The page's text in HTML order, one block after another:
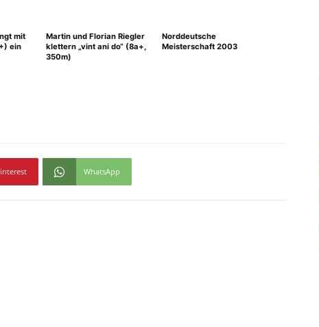
mit
ein
Martin und Florian Riegler
klettern „vint ani do“ (8a+,
350m)
Norddeutsche
Meisterschaft 2003
WhatsApp